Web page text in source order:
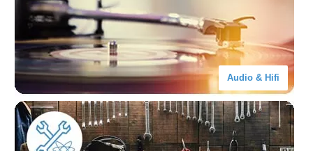
Audio & Hifi